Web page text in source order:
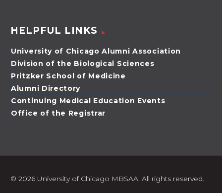
HELPFUL LINKS
University of Chicago Alumni Association
Division of the Biological Sciences
Pritzker School of Medicine
Alumni Directory
Continuing Medical Education Events
Office of the Registrar
© 2026 University of Chicago MBSAA. All rights reserved.